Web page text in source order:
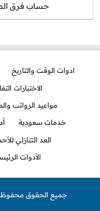
حساب فرق
ادوات الوقت والتاريخ
الاختبارات
مواعيد الرواتب
خدمات سعودية
العد التنازلي
الأدوات
جميع الحقوق محفوظة